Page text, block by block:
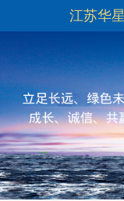
江苏华